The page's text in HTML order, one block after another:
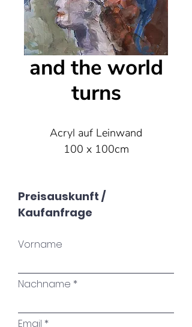
and the world
turns
Acryl auf Leinwand
100 x 100cm
Preisauskunft /
Kaufanfrage
Vorname
Nachname
Email